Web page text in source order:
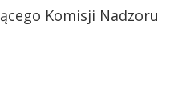
Komisji Nadzoru